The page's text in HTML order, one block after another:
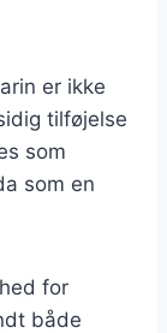
er ikke
tilføjelse
som
som en
for
både